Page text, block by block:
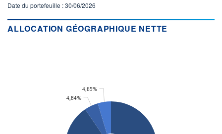
RISQUE DU FONDS (SRI)
0/7
Date du portefeuille : 30/06/2026
ALLOCATION GÉOGRAPHIQUE NETTE
4,84%
4,65%